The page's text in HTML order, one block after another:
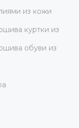
из кожи
куртки из
обуви из